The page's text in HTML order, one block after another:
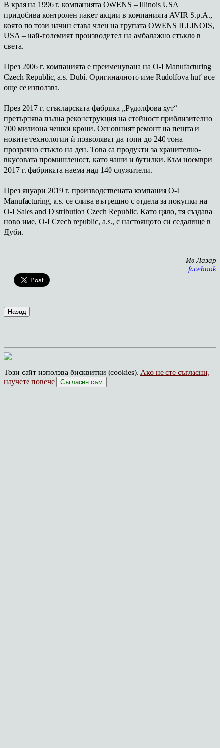
В края на 1996 г. компанията OWENS – Illinois USA
придобива контролен пакет акции в компанията AVIR S.p.A.,
която по този начин става член на групата OWENS ILLINOIS,
USA – най-големият производител на амбалажно стъкло в
света.
През 2006 г. компанията е преименувана на O-I Manufacturing
Czech Republic, a.s. Dubí. Оригиналното име Rudolfova huť все
още се използва.
През 2017 г. стъкларската фабрика „Рудолфова хут“
претърпява пълна реконструкция на стойност приблизително
700 милиона чешки крони. Основният ремонт на пещта и
новите технологии ѝ позволяват да топи до 240 тона
прозрачно стъкло на ден. Това са продукти за хранително-
вкусовата промишленост, като чаши и бутилки. Към ноември
2017 г. фабриката наема над 140 служители.
През януари 2019 г. производствената компания O-I
Manufacturing, a.s. се слива вътрешно с отдела за покупки на
O-I Sales and Distribution Czech Republic. Като цяло, тя създава
ново име, O-I Czech republic, a.s., с настоящото си седалище в
Дуби.
Ив Лазар
facebook
Този сайт използва бисквитки (cookies). Ако не сте съгласни,
научете повече